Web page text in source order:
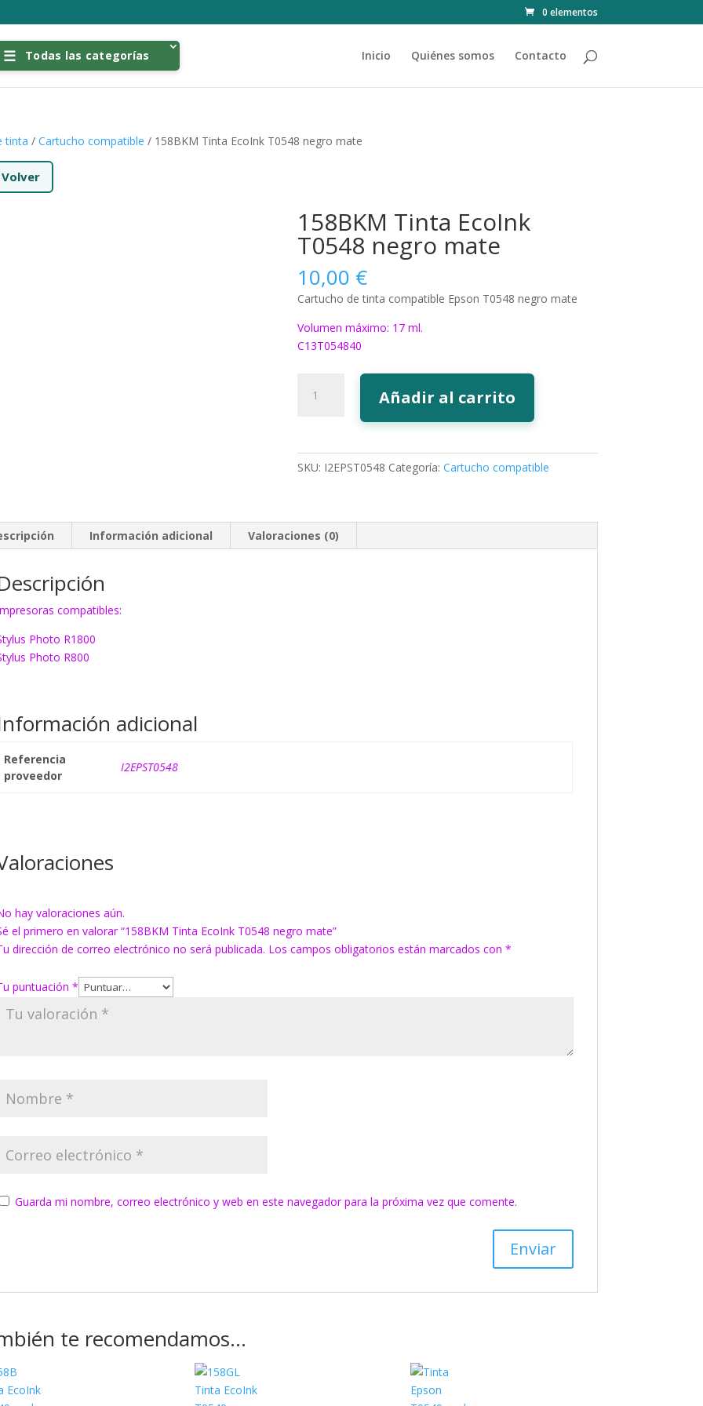
0 elementos
Todas las categorías Inicio Quiénes somos Contacto
tinta /Cartucho compatible / 158BKM Tinta EcoInk T0548 negro mate
Volver
158BKM Tinta EcoInk
T0548 negro mate
10,00 €
Cartucho de tinta compatible Epson T0548 negro mate
Volumen máximo: 17 ml.
C13T054840
Tinta
negro
mate
Añadir al carrito
SKU: I2EPST0548 Categoría: Cartucho compatible
Información adicional Valoraciones (0)
compatibles:
Photo R1800
Photo R800
adicional
Referencia
proveedor
I2EPST0548
hay valoraciones aún.
el primero en valorar “158BKM Tinta EcoInk T0548 negro mate”
dirección de correo electrónico no será publicada. Los campos obligatorios están marcados con*
puntuación*
Guarda mi nombre, correo electrónico y web en este navegador para la próxima vez que comente.
te recomendamos…